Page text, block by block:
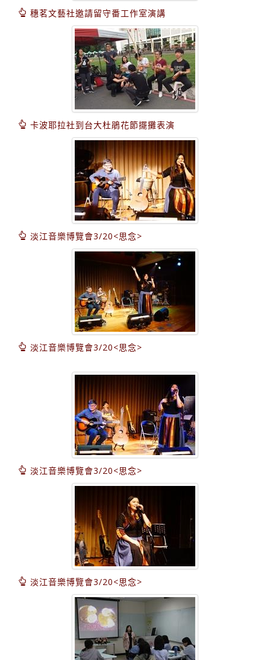
穗茗文藝社邀請留守番工作室演講
卡波耶拉社到台大杜鵑花節擺攤表演
淡江音樂博覽會3/20<思念>
淡江音樂博覽會3/20<思念>
淡江音樂博覽會3/20<思念>
淡江音樂博覽會3/20<思念>